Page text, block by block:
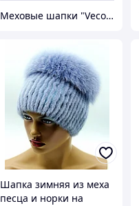
Меховые шапки "Vecons"
Шапка зимняя из меха
песца и норки на